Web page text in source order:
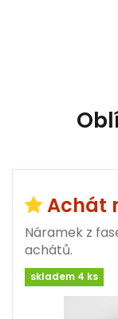
Achát
Náramek z
achátů.
skladem 4 ks